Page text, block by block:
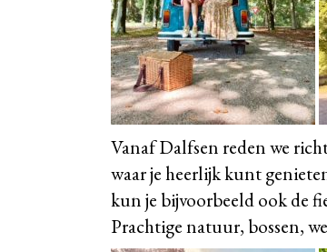
Vanaf Dalfsen reden we
waar je heerlijk kunt
kun je bijvoorbeeld ook de
Prachtige natuur, bossen,